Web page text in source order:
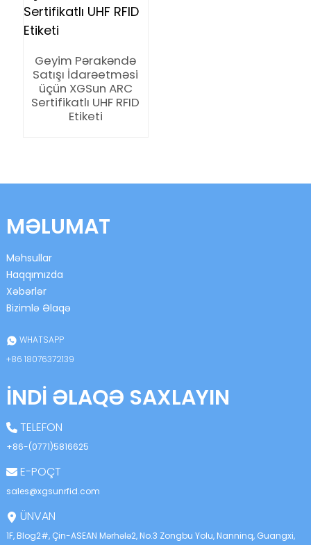
Geyim Pərakəndə
Satışı İdarəetməsi
üçün XGSun ARC
Sertifikatlı UHF RFID
Etiketi
MƏLUMAT
Məhsullar
Haqqımızda
Xəbərlər
Bizimlə Əlaqə
WHATSAPP
+86 18076372139
İNDI ƏLAQƏ SAXLAYIN
TELEFON
+86-(0771)5816625
E-POÇT
sales@xgsunrfid.com
ÜNVAN
1F, Blog2#, Çin-ASEAN Mərhələ2, No.3 Zongbu Yolu, Nanninq, Guangxi,